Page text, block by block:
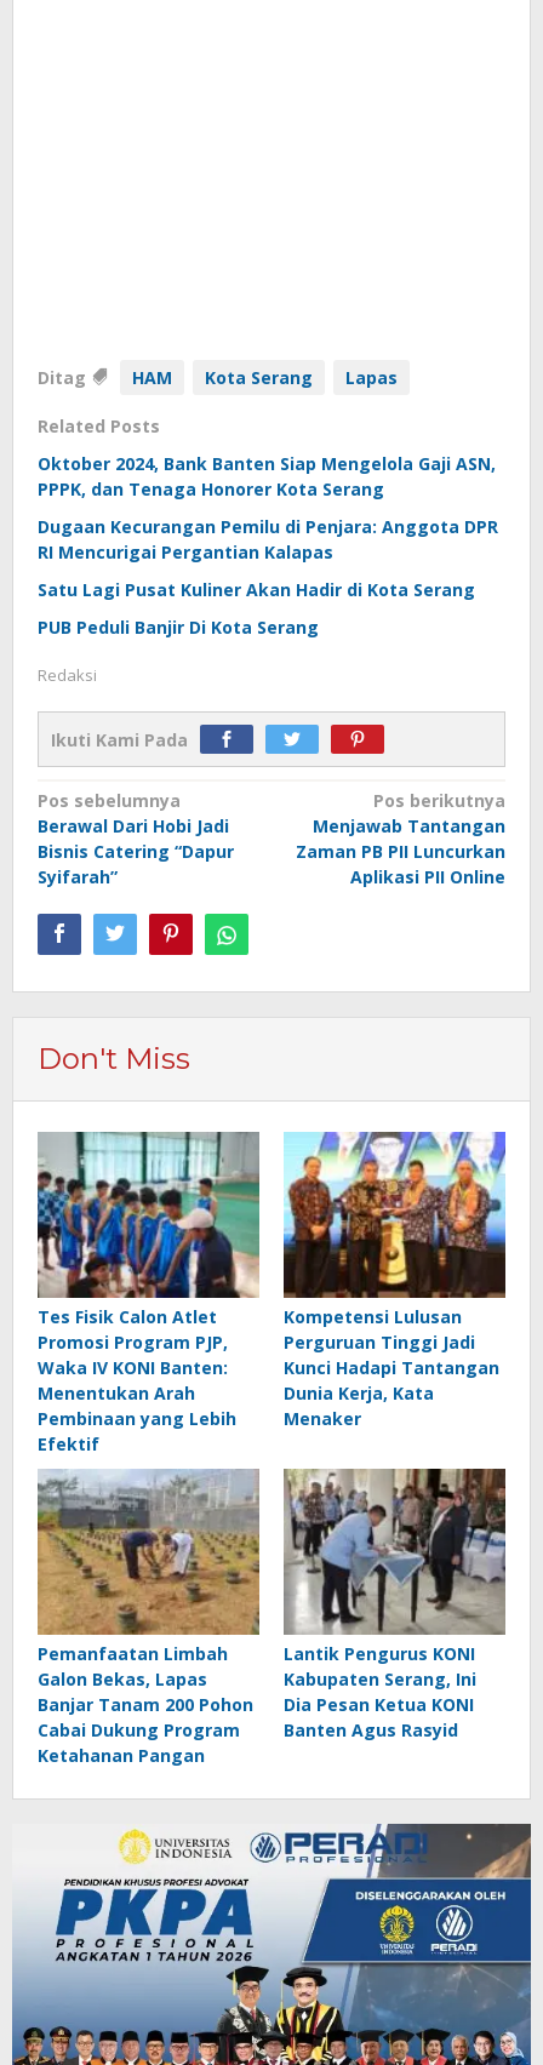
Ditag HAM Kota Serang Lapas
Related Posts
Oktober 2024, Bank Banten Siap Mengelola Gaji ASN,
PPPK, dan Tenaga Honorer Kota Serang
Dugaan Kecurangan Pemilu di Penjara: Anggota DPR
RI Mencurigai Pergantian Kalapas
Satu Lagi Pusat Kuliner Akan Hadir di Kota Serang
PUB Peduli Banjir Di Kota Serang
Redaksi
Ikuti Kami Pada
Navigasi
pos
Pos sebelumnya
Berawal Dari Hobi Jadi
Bisnis Catering “Dapur
Syifarah”
Pos berikutnya
Menjawab Tantangan
Zaman PB PII Luncurkan
Aplikasi PII Online
Don't Miss
Tes Fisik Calon Atlet
Promosi Program PJP,
Waka IV KONI Banten:
Menentukan Arah
Pembinaan yang Lebih
Efektif
Kompetensi Lulusan
Perguruan Tinggi Jadi
Kunci Hadapi Tantangan
Dunia Kerja, Kata
Menaker
Pemanfaatan Limbah
Galon Bekas, Lapas
Banjar Tanam 200 Pohon
Cabai Dukung Program
Ketahanan Pangan
Lantik Pengurus KONI
Kabupaten Serang, Ini
Dia Pesan Ketua KONI
Banten Agus Rasyid